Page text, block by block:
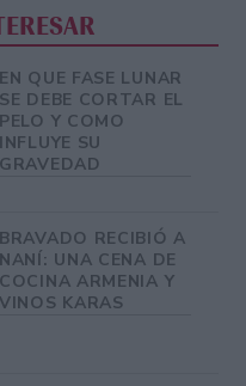
EN QUE FASE LUNAR
SE DEBE CORTAR EL
PELO Y COMO
INFLUYE SU
GRAVEDAD
BRAVADO RECIBIÓ A
NANÍ: UNA CENA DE
COCINA ARMENIA Y
VINOS KARAS